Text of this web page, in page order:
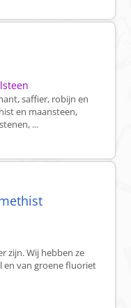
saffier, robijn en
en maansteen,
...
zijn. Wij hebben ze
en van groene fluoriet